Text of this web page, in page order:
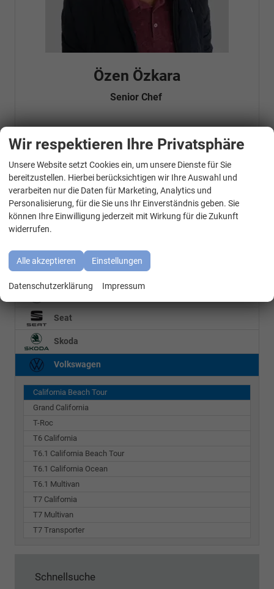
Özen Özkara
Senior Chef
Telefonnummer: 07181 - 47695 15
info@autohausrems.de
Fahrzeugnr.
Geparkte Fahrzeuge (0)
BMW
Cupra
Seat
Skoda
Volkswagen
California Beach Tour
Grand California
T-Roc
T6 California
T6.1 California Beach Tour
T6.1 California Ocean
T6.1 Multivan
T7 California
T7 Multivan
T7 Transporter
Schnellsuche
Wir respektieren Ihre Privatsphäre
Unsere Website setzt Cookies ein, um unsere Dienste für Sie
bereitzustellen. Hierbei berücksichtigen wir Ihre Auswahl und
verarbeiten nur die Daten für Marketing, Analytics und
Personalisierung, für die Sie uns Ihr Einverständnis geben. Sie
können Ihre Einwilligung jederzeit mit Wirkung für die Zukunft
widerrufen.
Alle akzeptieren Einstellungen
Datenschutzerklärung Impressum